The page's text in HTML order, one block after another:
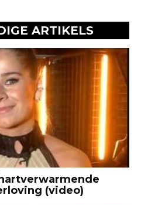
ARTIKELS
(video)